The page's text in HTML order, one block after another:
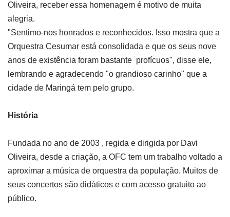
Oliveira, receber essa homenagem é motivo de muita
alegria.
"Sentimo-nos honrados e reconhecidos. Isso mostra que a
Orquestra Cesumar está consolidada e que os seus nove
anos de existência foram bastante profícuos", disse ele,
lembrando e agradecendo "o grandioso carinho" que a
cidade de Maringá tem pelo grupo.
História
Fundada no ano de 2003 , regida e dirigida por Davi
Oliveira, desde a criação, a OFC tem um trabalho voltado a
aproximar a música de orquestra da população. Muitos de
seus concertos são didáticos e com acesso gratuito ao
público.